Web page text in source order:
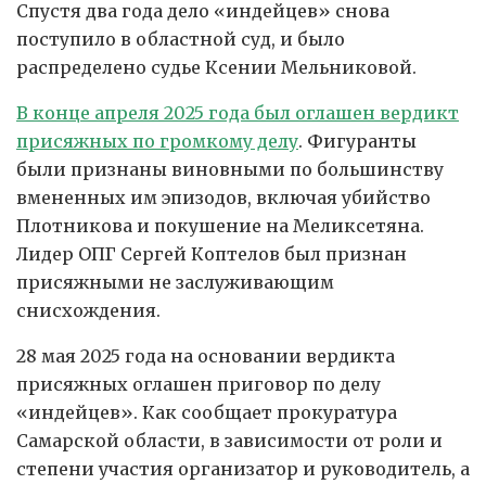
Спустя два года дело «индейцев» снова
поступило в областной суд, и было
распределено судье Ксении Мельниковой.
В конце апреля 2025 года был оглашен вердикт
присяжных по громкому делу. Фигуранты
были признаны виновными по большинству
вмененных им эпизодов, включая убийство
Плотникова и покушение на Меликсетяна.
Лидер ОПГ Сергей Коптелов был признан
присяжными не заслуживающим
снисхождения.
28 мая 2025 года на основании вердикта
присяжных оглашен приговор по делу
«индейцев». Как сообщает прокуратура
Самарской области, в зависимости от роли и
степени участия организатор и руководитель, а